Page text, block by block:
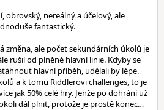
obrovský, nereálný a účelový, ale
fantastický.
změna, ale počet sekundárních úkolů je
rušil od plněné hlavní linie. Kdyby se
hlavní příběh, udělali by lépe.
a k tomu Riddlerovi challenges, to je
jak 50% celé hry. Jenže po dohrání už
dál plnit, protože je prostě konec…